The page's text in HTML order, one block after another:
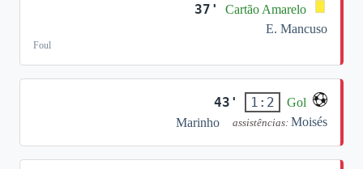
37'
Cartão Amarelo
E. Mancuso
Foul
43' 1:2
Gol
Marinho
assistências: Moisés